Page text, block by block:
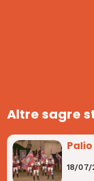
Altre sagre
18/07/